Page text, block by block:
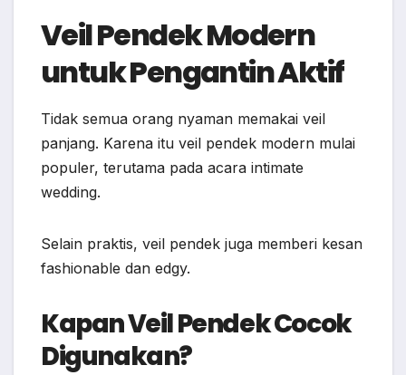
Veil Pendek Modern
untuk Pengantin Aktif
Tidak semua orang nyaman memakai veil
panjang. Karena itu veil pendek modern mulai
populer, terutama pada acara intimate
wedding.
Selain praktis, veil pendek juga memberi kesan
fashionable dan edgy.
Kapan Veil Pendek Cocok
Digunakan?